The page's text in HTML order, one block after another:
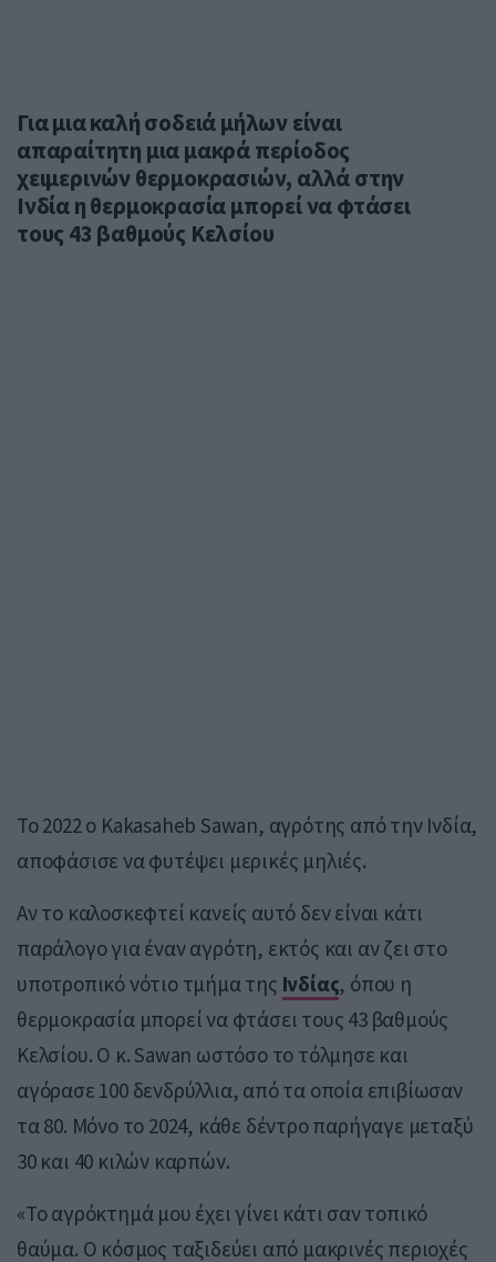
Για μια καλή σοδειά μήλων είναι
απαραίτητη μια μακρά περίοδος
χειμερινών θερμοκρασιών, αλλά στην
Ινδία η θερμοκρασία μπορεί να φτάσει
τους 43 βαθμούς Κελσίου
Το 2022 ο Kakasaheb Sawan, αγρότης από την Ινδία,
αποφάσισε να φυτέψει μερικές μηλιές.
Αν το καλοσκεφτεί κανείς αυτό δεν είναι κάτι
παράλογο για έναν αγρότη, εκτός και αν ζει στο
υποτροπικό νότιο τμήμα της Ινδίας, όπου η
θερμοκρασία μπορεί να φτάσει τους 43 βαθμούς
Κελσίου. Ο κ. Sawan ωστόσο το τόλμησε και
αγόρασε 100 δενδρύλλια, από τα οποία επιβίωσαν
τα 80. Μόνο το 2024, κάθε δέντρο παρήγαγε μεταξύ
30 και 40 κιλών καρπών.
«Το αγρόκτημά μου έχει γίνει κάτι σαν τοπικό
θαύμα. Ο κόσμος ταξιδεύει από μακρινές περιοχές